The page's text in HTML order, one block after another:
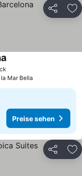
Teilen
Mar Bella
Preise sehen
Teilen